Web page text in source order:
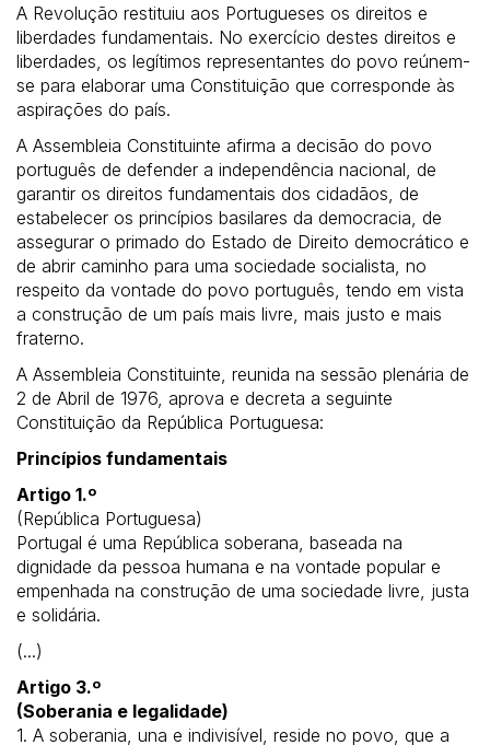
A Revolução restituiu aos Portugueses os direitos e
liberdades fundamentais. No exercício destes direitos e
liberdades, os legítimos representantes do povo reúnem-
se para elaborar uma Constituição que corresponde às
aspirações do país.
A Assembleia Constituinte afirma a decisão do povo
português de defender a independência nacional, de
garantir os direitos fundamentais dos cidadãos, de
estabelecer os princípios basilares da democracia, de
assegurar o primado do Estado de Direito democrático e
de abrir caminho para uma sociedade socialista, no
respeito da vontade do povo português, tendo em vista
a construção de um país mais livre, mais justo e mais
fraterno.
A Assembleia Constituinte, reunida na sessão plenária de
2 de Abril de 1976, aprova e decreta a seguinte
Constituição da República Portuguesa:
Princípios fundamentais
Artigo 1.º
(República Portuguesa)
Portugal é uma República soberana, baseada na
dignidade da pessoa humana e na vontade popular e
empenhada na construção de uma sociedade livre, justa
e solidária.
(...)
Artigo 3.º
(Soberania e legalidade)
1. A soberania, una e indivisível, reside no povo, que a